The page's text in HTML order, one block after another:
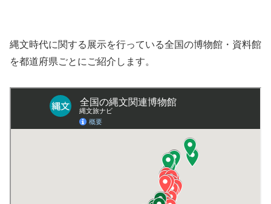
縄文時代に関する展示を行っている全国の博物館・資料館
を都道府県ごとにご紹介します。